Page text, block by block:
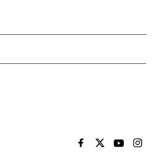
EL PAÍS BRASIL EN
EL PAÍSEL PAÍS
EL